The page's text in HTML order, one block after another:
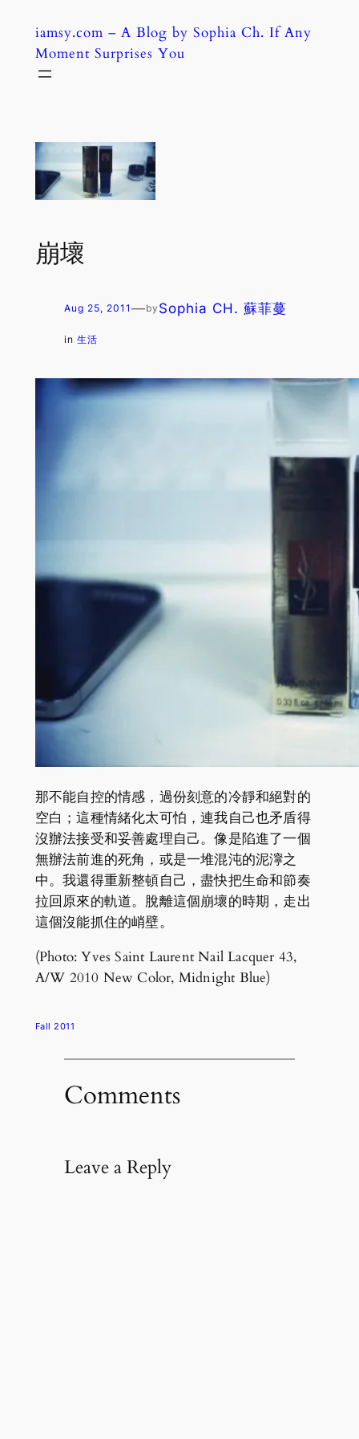
content
iamsy.com – A Blog by Sophia Ch. If Any
Moment Surprises You
崩壞
Aug 25, 2011 —by Sophia CH. 蘇菲蔓
in 生活
那不能自控的情感，過份刻意的冷靜和絕對的
空白；這種情緒化太可怕，連我自己也矛盾得
沒辦法接受和妥善處理自己。像是陷進了一個
無辦法前進的死角，或是一堆混沌的泥濘之
中。我還得重新整頓自己，盡快把生命和節奏
拉回原來的軌道。脫離這個崩壞的時期，走出
這個沒能抓住的峭壁。
(Photo: Yves Saint Laurent Nail Lacquer 43,
A/W 2010 New Color, Midnight Blue)
Fall 2011
Comments
Leave a Reply